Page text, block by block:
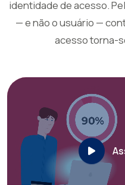
identidade de acesso.
— e não o usuário —
acesso torna-